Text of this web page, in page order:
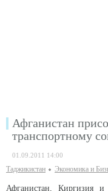
Афганистан
транспортному
01.09.2011 14:00
Таджикистан Экономика и
Афганистан, Киргизия и